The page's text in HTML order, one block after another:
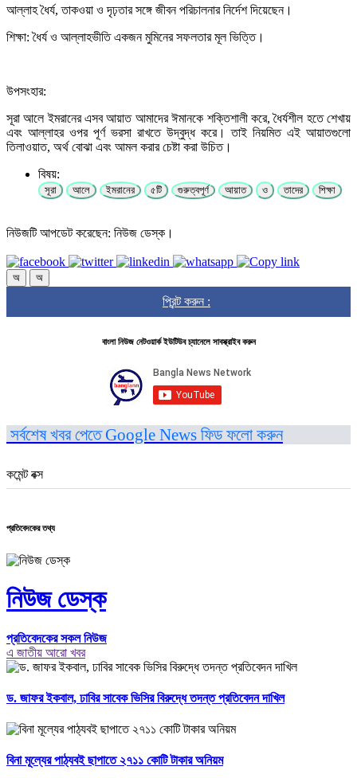
আল্লাহ ধৈর্য, তাকওয়া ও দৃঢ়তার সঙ্গে জীবন পরিচালনার নির্দেশ দিয়েছেন।
শিক্ষা: ধৈর্য ও আল্লাহভীতি একজন মুমিনের সফলতার মূল ভিত্তি।
উপসংহার:
সূরা আলে ইমরানের এসব আয়াত আমাদের ঈমানকে শক্তিশালী করে, ধৈর্যশীল হতে শেখায়
এবং আল্লাহর ওপর পূর্ণ ভরসা রাখতে উদ্বুদ্ধ করে। তাই নিয়মিত এই আয়াতগুলো
তিলাওয়াত, অর্থ বোঝা এবং আমল করার চেষ্টা করা উচিত।
বিষয়:
সূরা আলে ইমরানের ৫টি গুরুত্বপূর্ণ আয়াত ও তাদের শিক্ষা
নিউজটি আপডেট করেছেন: নিউজ ডেস্ক।
অ অ
প্রিন্ট করুন :
বাংলা নিউজ নেটওয়ার্ক ইউটিউব চ্যানেলে সাবস্ক্রাইব করুন
সর্বশেষ খবর পেতে Google News ফিড ফলো করুন
কমেন্ট বক্স
প্রতিবেদকের তথ্য
নিউজ ডেস্ক
প্রতিবেদকের সকল নিউজ
এ জাতীয় আরো খবর
ড. জাফর ইকবাল, ঢাবির সাবেক ভিসির বিরুদ্ধে তদন্ত প্রতিবেদন দাখিল
বিনা মূল্যের পাঠ্যবই ছাপাতে ২৭১১ কোটি টাকার অনিয়ম